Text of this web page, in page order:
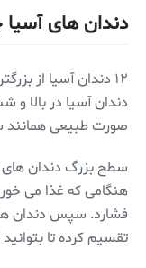
دندان های
۱۲ دندان آسیا از
صورت طبیعی همانند سایر دندان
سطح بزرگ دندان
هنگامی که غذا می
فشارد. سپس دندان
تقسیم کرده تا بتوانید